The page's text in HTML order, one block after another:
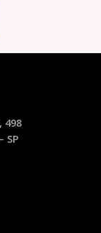
498
SP